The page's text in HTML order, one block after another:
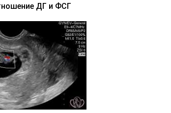
ДГ и ФСГ